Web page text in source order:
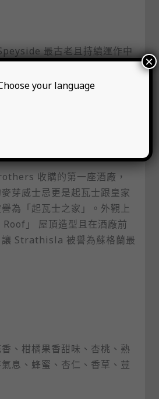
最古老且持續運作中
。此歷史悠久的酒廠更換了
Chivas Brothers 收購，並
收購的第一座酒廠，
芽威士忌更是起瓦士跟皇家
為「起瓦士之家」。外觀上
」 屋頂造型且在酒廠前
讓 Strathisla 被譽為蘇格蘭最
、柑橘果香甜味、杏桃、熟
息、蜂蜜、杏仁、香草、荳
your language
×